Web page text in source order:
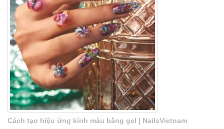
Cách tạo hiệu ứng kính màu bằng gel | NailsVietnam